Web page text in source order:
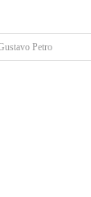
Petro